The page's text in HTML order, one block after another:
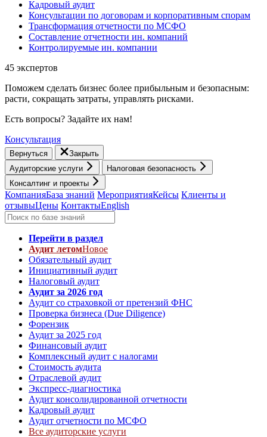
Кадровый аудит
Консультации по договорам и корпоративным спорам
Трансформация отчетности по МСФО
Составление отчетности ин. компаний
Контролируемые ин. компании
45 экспертов
Поможем сделать бизнес более прибыльным и безопасным:
расти, cокращать затраты, управлять рисками.
Есть вопросы? Задайте их нам!
Консультация
Вернуться
Закрыть
Аудиторские услуги
Налоговая безопасность
Консалтинг и проекты
КомпанияБаза знаний МероприятияКейсы Клиенты и
отзывыЦены КонтактыEnglish
Перейти в раздел
Аудит летомНовое
Обязательный аудит
Инициативный аудит
Налоговый аудит
Аудит за 2026 год
Аудит со страховкой от претензий ФНС
Проверка бизнеса (Due Diligence)
Форензик
Аудит за 2025 год
Финансовый аудит
Комплексный аудит с налогами
Стоимость аудита
Отраслевой аудит
Экспресс-диагностика
Аудит консолидированной отчетности
Кадровый аудит
Аудит отчетности по МСФО
Все аудиторские услуги